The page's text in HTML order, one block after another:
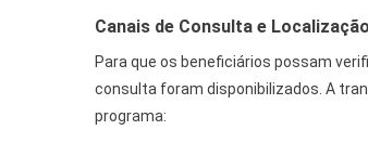
Canais de Consulta e
Para que os beneficiários possam
consulta foram disponibilizados. A
programa: